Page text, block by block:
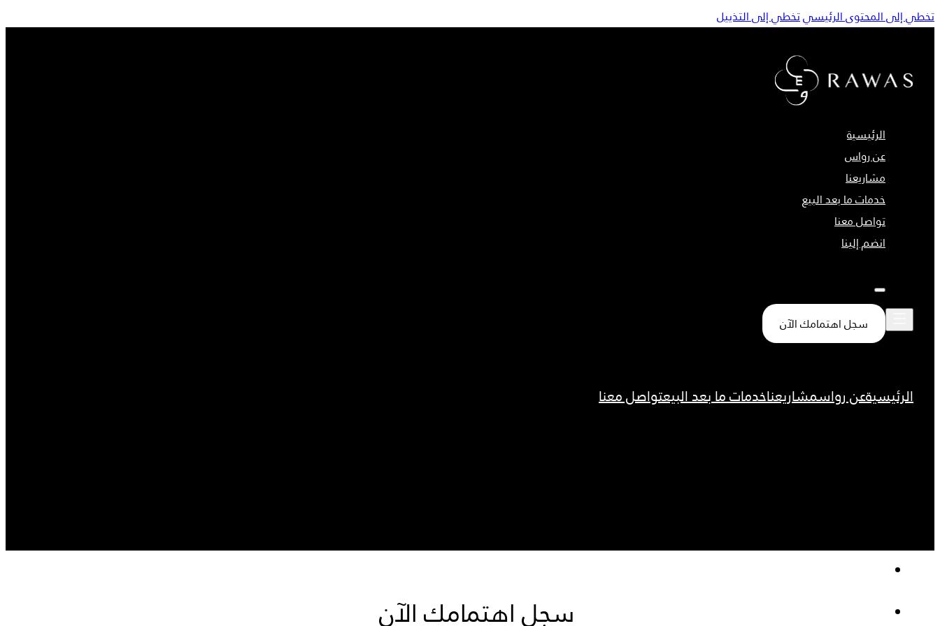
تخطي إلى المحتوى الرئيسيتخطي إلى التذييل
الرئيسية
عن رواس
مشاريعنا
خدمات ما بعد البيع
تواصل معنا
انضم إلينا
سجل اهتمامك الآن
الرئيسيةعن رواسمشاريعناخدمات ما بعد البيعتواصل معنا
سجل اهتمامك الآن